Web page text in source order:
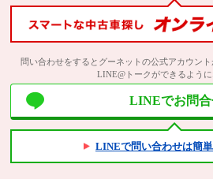
問い合わせをするとグーネットの公式アカウン
LINE@トークができるように
LINEでお問
LINEで問い合わせは簡単